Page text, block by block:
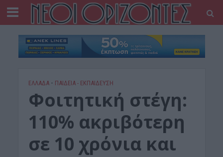
ΕΛΛΑΔΑ • ΠΑΙΔΕΙΑ - ΕΚΠΑΙΔΕΥΣΗ
Φοιτητική στέγη:
110% ακριβότερη
σε 10 χρόνια και